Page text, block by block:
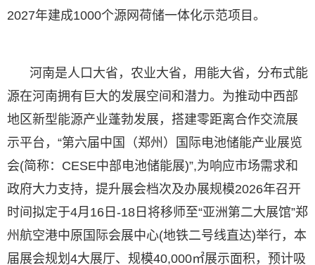
2027年建成1000个源网荷储一体化示范项目。
河南是人口大省，农业大省，用能大省，分布式能
源在河南拥有巨大的发展空间和潜力。为推动中西部
地区新型能源产业蓬勃发展，搭建零距离合作交流展
示平台，“第六届中国（郑州）国际电池储能产业展览
会(简称：CESE中部电池储能展)”,为响应市场需求和
政府大力支持，提升展会档次及办展规模2026年召开
时间拟定于4月16日-18日将移师至“亚洲第二大展馆”郑
州航空港中原国际会展中心(地铁二号线直达)举行，本
届展会规划4大展厅、规模40,000㎡展示面积，预计吸